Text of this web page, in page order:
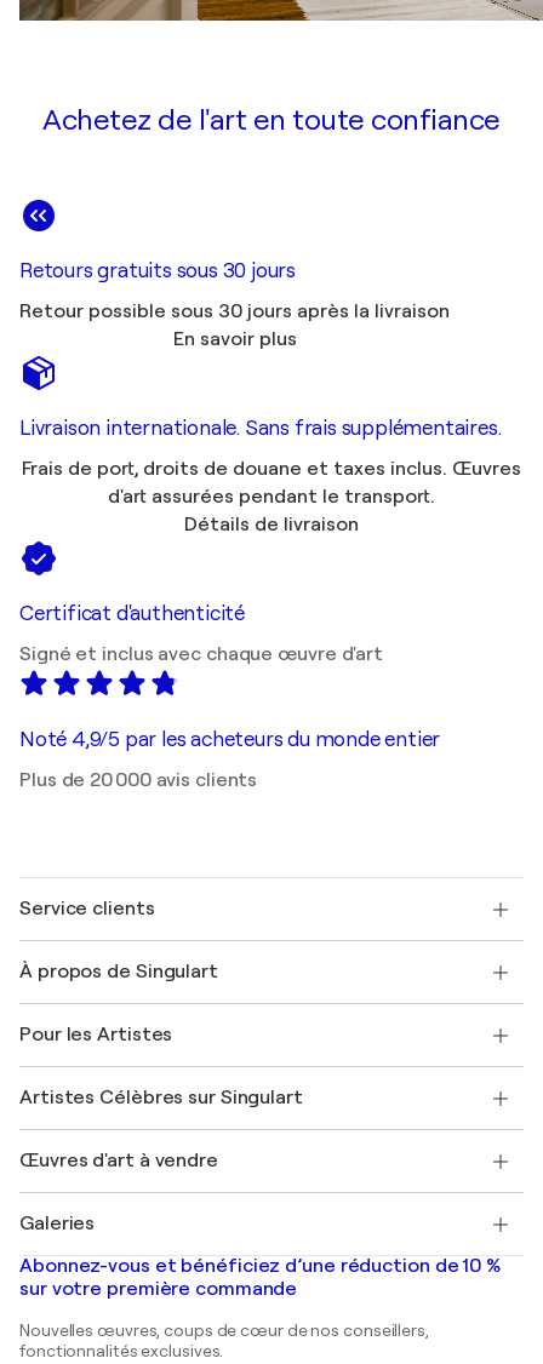
Achetez de l'art en toute confiance
Retours gratuits sous 30 jours
Retour possible sous 30 jours après la livraison
En savoir plus
Livraison internationale. Sans frais supplémentaires.
Frais de port, droits de douane et taxes inclus. Œuvres
d'art assurées pendant le transport.
Détails de livraison
Certificat d'authenticité
Signé et inclus avec chaque œuvre d'art
Noté 4,9/5 par les acheteurs du monde entier
Plus de 20 000 avis clients
Service clients
Expédition
Offrir une carte cadeau
Rejoignez notre programme commercial
Mon compte
+33 1 76 44 06 42
À propos de Singulart
FAQ
Magazine Singulart
Emplois
Découvrez une sélection d'art original
Pour les Artistes
Se connecter en tant qu'Artiste
Artistes Célèbres sur Singulart
Marc Chagall
Banksy
Mr. Brainwash
Shepard Fairey
Œuvres d'art à vendre
Tableaux abstraits à vendre
Peintures de paysage
Estampes
Peintures acryliques
Galeries
Galeries d'art en France
Galeries d'art en Belgique
Abonnez-vous et bénéficiez d’une réduction de 10 %
sur votre première commande
Nouvelles œuvres, coups de cœur de nos conseillers,
fonctionnalités exclusives.